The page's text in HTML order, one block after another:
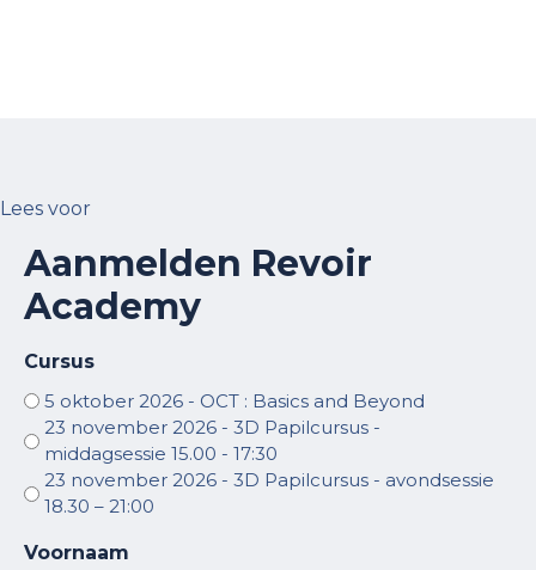
Lees voor
Aanmelden Revoir
Academy
Cursus
5 oktober 2026 - OCT : Basics and Beyond
23 november 2026 - 3D Papilcursus -
middagsessie 15.00 - 17:30
23 november 2026 - 3D Papilcursus - avondsessie
18.30 – 21:00
Voornaam